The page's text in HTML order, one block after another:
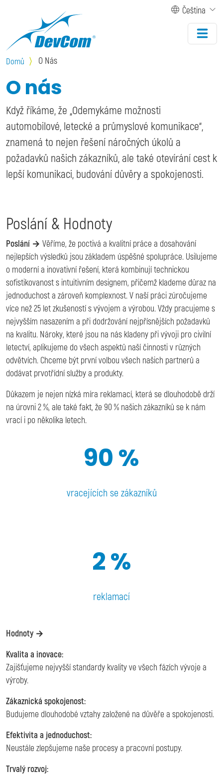
Čeština
Domů O Nás
O nás
Když říkáme, že „Odemykáme možnosti
automobilové, letecké a průmyslové komunikace“,
znamená to nejen řešení náročných úkolů a
požadavků našich zákazníků, ale také otevírání cest k
lepší komunikaci, budování důvěry a spokojenosti.
Poslání & Hodnoty
Poslání → Věříme, že poctivá a kvalitní práce a dosahování
nejlepších výsledků jsou základem úspěšné spolupráce. Usilujeme
o moderní a inovativní řešení, která kombinují technickou
sofistikovanost s intuitivním designem, přičemž klademe důraz na
jednoduchost a zároveň komplexnost. V naší práci zúročujeme
více než 25 let zkušeností s vývojem a výrobou. Vždy pracujeme s
nejvyšším nasazením a při dodržování nejpřísnějších požadavků
na kvalitu. Nároky, které jsou na nás kladeny při vývoji pro civilní
letectví, aplikujeme do všech aspektů naší činnosti v různých
odvětvích. Chceme být první volbou všech našich partnerů a
dodávat prvotřídní služby a produkty.
Důkazem je nejen nízká míra reklamací, která se dlouhodobě drží
na úrovni 2 %, ale také fakt, že 90 % našich zákazníků se k nám
vrací i po několika letech.
90 %
vracejících se zákazníků
2 %
reklamací
Hodnoty →
Kvalita a inovace:
Zajišťujeme nejvyšší standardy kvality ve všech fázích vývoje a
výroby.
Zákaznická spokojenost:
Budujeme dlouhodobé vztahy založené na důvěře a spokojenosti.
Efektivita a jednoduchost:
Neustále zlepšujeme naše procesy a pracovní postupy.
Trvalý rozvoj: